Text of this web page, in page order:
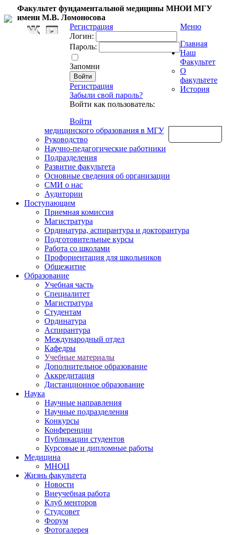
Факультет фундаментальной медицины МНОИ МГУ
имени М.В. Ломоносова
Регистрация
Логин:
Пароль:
Запомни
Регистрация
Забыли свой пароль?
Войти как пользователь:
Войти
Меню
Главная
Наш
Факультет
О
факультете
История
медицинского образования в МГУ
Руководство
Научно-педагогические работники
Подразделения
Развитие факультета
Основные сведения об организации
СМИ о нас
Аудитории
Поступающим
Приемная комиссия
Магистратура
Ординатура, аспирантура и докторантура
Подготовительные курсы
Работа со школами
Профориентация для школьников
Общежитие
Образование
Учебная часть
Специалитет
Магистратура
Студентам
Ординатура
Аспирантура
Международный отдел
Кафедры
Учебные материалы
Дополнительное образование
Аккредитация
Дистанционное образование
Наука
Научные направления
Научные подразделения
Конкурсы
Конференции
Публикации студентов
Курсовые и дипломные работы
Медицина
МНОЦ
Жизнь факультета
Новости
Внеучебная работа
Клуб менторов
Студсовет
Форум
Фотогалерея